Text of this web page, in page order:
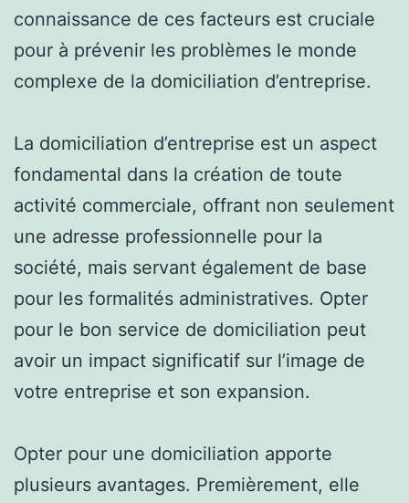
connaissance de ces facteurs est cruciale
pour à prévenir les problèmes le monde
complexe de la domiciliation d’entreprise.
La domiciliation d’entreprise est un aspect
fondamental dans la création de toute
activité commerciale, offrant non seulement
une adresse professionnelle pour la
société, mais servant également de base
pour les formalités administratives. Opter
pour le bon service de domiciliation peut
avoir un impact significatif sur l’image de
votre entreprise et son expansion.
Opter pour une domiciliation apporte
plusieurs avantages. Premièrement, elle